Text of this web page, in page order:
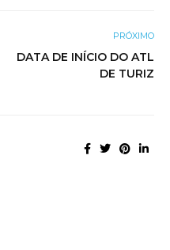
PRÓXIMO
DATA DE INÍCIO DO ATL
DE TURIZ